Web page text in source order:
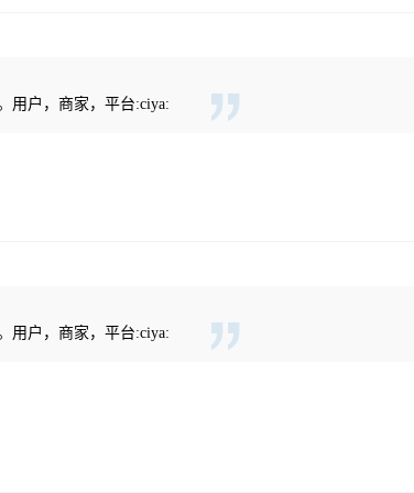
用户，商家，平台:ciya:
用户，商家，平台:ciya: